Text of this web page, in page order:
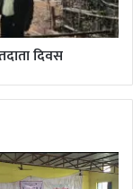
दिवस